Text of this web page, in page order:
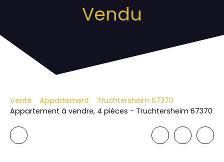
Vendu
Vente Appartement
Truchtersheim 67370
Appartement à vendre, 4 pièces - Truchtersheim 67370